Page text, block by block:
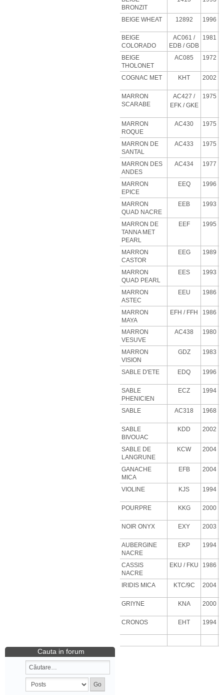
BRONZIT
BEIGE WHEAT 12892 1996
BEIGE
COLORADO
AC061 /
EDB / GDB
1981
BEIGE
THOLONET
AC085 1972
COGNAC MET KHT 2002
MARRON
SCARABE
AC427 /
EFK / GKE
1975
MARRON
ROQUE
AC430 1975
MARRON DE
SANTAL
AC433 1975
MARRON DES
ANDES
AC434 1977
MARRON
EPICE
EEQ 1996
MARRON
QUAD NACRE
EEB 1993
MARRON DE
TANNA MET
PEARL
EEF 1995
MARRON
CASTOR
EEG 1989
MARRON
QUAD PEARL
EES 1993
MARRON
ASTEC
EEU 1986
MARRON
MAYA
EFH / FFH 1986
MARRON
VESUVE
AC438 1980
MARRON
VISION
GDZ 1983
SABLE D'ETE EDQ 1996
SABLE
PHENICIEN
ECZ 1994
SABLE AC318 1968
SABLE
BIVOUAC
KDD 2002
SABLE DE
LANGRUNE
KCW 2004
GANACHE
MICA
EFB 2004
VIOLINE KJS 1994
POURPRE KKG 2000
NOIR ONYX EXY 2003
AUBERGINE
NACRE
EKP 1994
CASSIS
NACRE
EKU / FKU 1986
IRIDIS MICA KTC/9C 2004
GRIYNE KNA 2000
CRONOS EHT 1994
Cauta in forum